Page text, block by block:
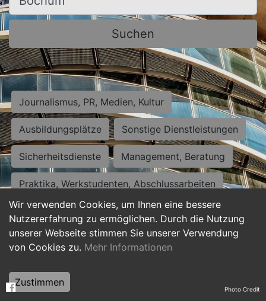
Wir verwenden Cookies, um Ihnen eine bessere
Nutzererfahrung zu ermöglichen. Durch die Nutzung
unserer Webseite stimmen Sie unserer Verwendung
von Cookies zu. Mehr Informationen
Zustimmen
Suchen
Journalismus, PR, Medien, Kultur
Ausbildungsplätze Sonstige Dienstleistungen
Sicherheitsdienste Management, Beratung
Praktika, Werkstudenten, Abschlussarbeiten
Personalwesen Assistenz, Sekretariat
Hilfskräfte, Aushilfs- und Nebenjobs
Weiterbildung, Studium, duale Ausbildung Photo Credit